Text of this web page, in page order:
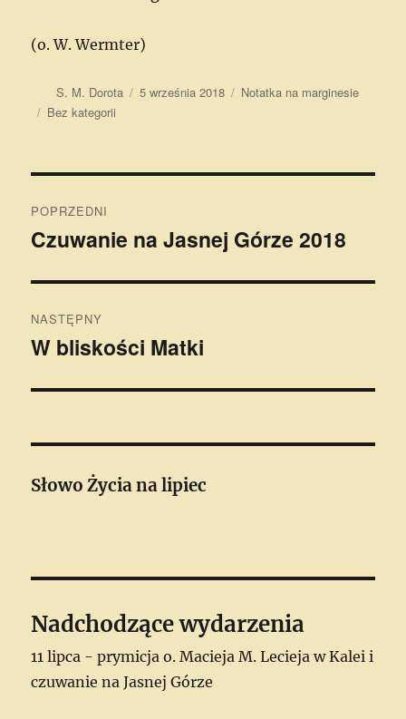
(o. W. Wermter)
Autor
S. M. Dorota
Data
5 września 2018 Format
Notatka na marginesie
Kategorie
Bez kategorii
wpisu
POPRZEDNI
Poprzedni
Czuwanie na Jasnej Górze 2018
NASTĘPNY
Następny
W bliskości Matki
Słowo Życiana lipiec
Nadchodzące wydarzenia
11 lipca - prymicja o. Macieja M. Lecieja w Kalei i
czuwanie na Jasnej Górze